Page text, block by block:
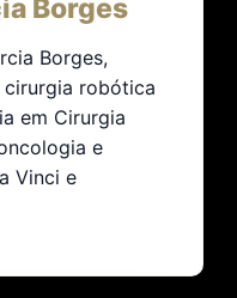
Borges
Borges,
robótica
em Cirurgia
e
Vinci e